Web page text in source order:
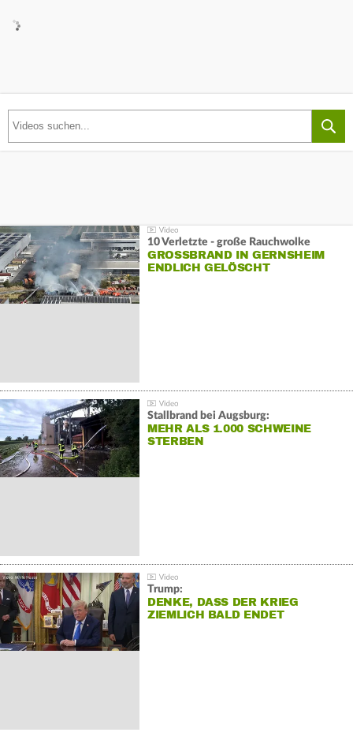
10 Verletzte - große Rauchwolke
GROSSBRAND IN GERNSHEIM E
NDLICH GELÖSCHT
Stallbrand bei Augsburg:
MEHR ALS 1.000 SCHWEINE
STERBEN
Trump:
DENKE, DASS DER KRIEG
ZIEMLICH BALD ENDET